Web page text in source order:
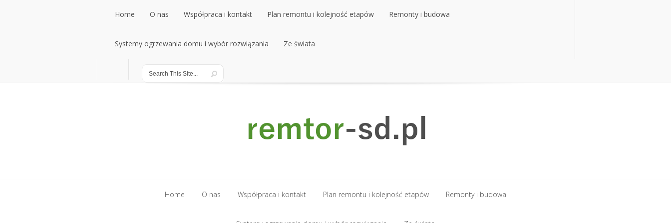
Home
Home
O nas
O nas
Współpraca i kontakt
Współpraca i kontakt
Plan remontu i kolejność etapów
Plan remontu i kolejność etapów
Remonty i budowa
Systemy ogrzewania domu i wybór rozwiązania
Systemy ogrzewania domu i wybór rozwiązania
Ze świata
Home O nas Współpraca i kontakt Plan remontu i kolejność etapów Remonty i budowa